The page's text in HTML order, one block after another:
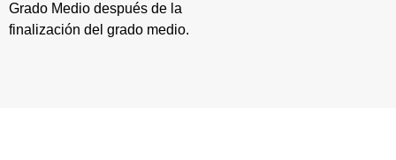
Grado Medio después de la
finalización del grado medio.